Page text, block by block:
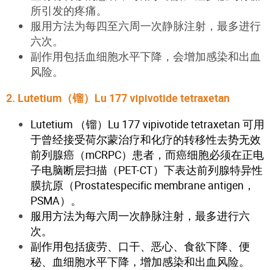
所引发的疼痛。
服用方法为每四至六周一次静脉注射，最多进行
六次。
副作用包括血细胞水平下降，会增加感染和出血
风险。
2. Lutetium（镏）Lu 177 vipivotide tetraxetan
Lutetium （镏）Lu 177 vipivotide tetraxetan 可用
于曾经接受荷尔蒙治疗和化疗的转移性去势无效
前列腺癌（mCRPC）患者，而癌细胞必须在正电
子电脑断层扫描（PET-CT）下表达前列腺特异性
膜抗原（Prostatespecific membrane antigen，
PSMA）。
服用方法为每六周一次静脉注射，最多进行六
次。
副作用包括疲劳、口干、恶心、食欲下降、便
秘、血细胞水平下降，增加感染和出血风险。